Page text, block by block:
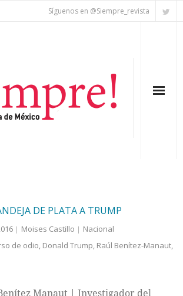
Síguenos en @Siempre_revista
DE PLATA A TRUMP
Moises Castillo
Nacional
de odio, Donald Trump, Raúl Benítez-Manaut,
Manaut | Investigador del